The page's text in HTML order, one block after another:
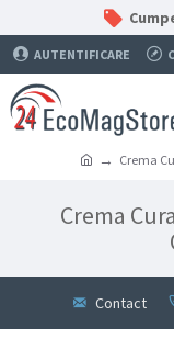
AUTENTIFICARE
Crema
Crema
Contact